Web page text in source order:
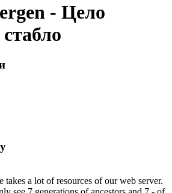
- Цело
takes a lot of resources of our web server.